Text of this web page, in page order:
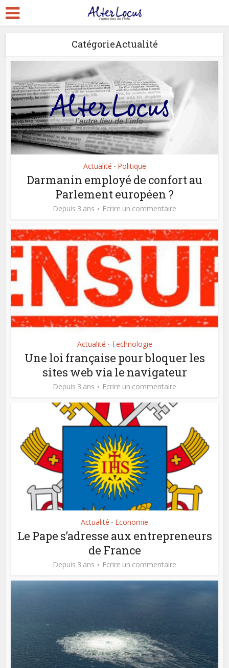
CatégorieActualité
Actualité • Politique
Darmanin employé de confort au
Parlement européen ?
Depuis 3 ans Ecrire un commentaire
Actualité • Technologie
Une loi française pour bloquer les
sites web via le navigateur
Depuis 3 ans Ecrire un commentaire
Actualité • Economie
Le Pape s’adresse aux entrepreneurs
de France
Depuis 3 ans Ecrire un commentaire